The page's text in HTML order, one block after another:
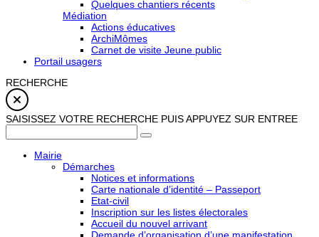
Quelques chantiers récents
Médiation
Actions éducatives
ArchiMômes
Carnet de visite Jeune public
Portail usagers
RECHERCHE
SAISISSEZ VOTRE RECHERCHE PUIS APPUYEZ SUR ENTREE
Mairie
Démarches
Notices et informations
Carte nationale d’identité – Passeport
Etat-civil
Inscription sur les listes électorales
Accueil du nouvel arrivant